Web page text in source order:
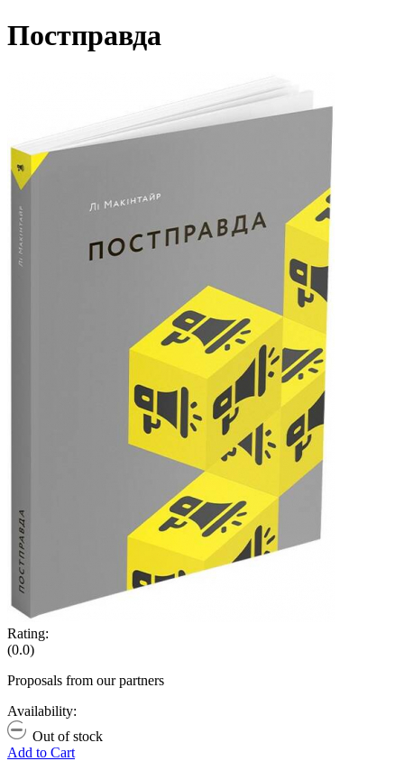
Постправда
Rating:
(0.0)
Proposals from our partners
Availability:
Out of stock
Add to Cart